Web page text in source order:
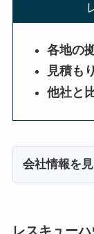
各地の
見積も
他社と
会社情報を
レスキュー